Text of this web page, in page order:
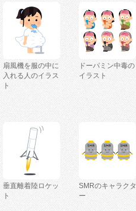
扇風機を服の中に
入れる人のイラス
ト
ドーパミン中毒の
イラスト
垂直離着陸ロケッ
ト
SMRのキャラクタ
ー